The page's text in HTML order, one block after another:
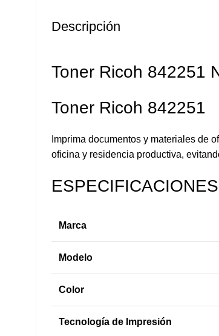
Descripción
Toner Ricoh 842251
Toner Ricoh 842251
Imprima documentos y materiales de
oficina y residencia productiva,
ESPECIFICACIONES
Marca
Modelo
Color
Tecnología de Impresión